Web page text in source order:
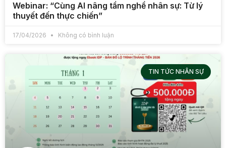
Webinar: “Cùng AI nâng tầm nghề nhân sự: Từ lý
thuyết đến thực chiến”
17/04/2026 Không có bình luận
TIN TỨC NHÂN SỰ